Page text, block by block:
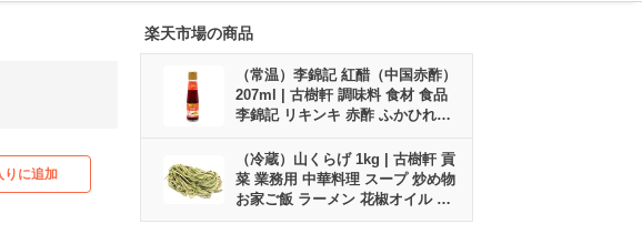
りに追加
楽天市場の商品
（常温）李錦記 紅醋（中国赤酢）
207ml | 古樹軒 調味料 食材 食品
李錦記 リキンキ 赤酢 ふかひれ姿
方 中華料理 販売 通販 お取り寄せ
おすすめ グルメ
（冷蔵）山くらげ 1kg | 古樹軒 貢
菜 業務用 中華料理 スープ 炒め物
お家ご飯 ラーメン 花椒オイル 山
椒油 花椒油